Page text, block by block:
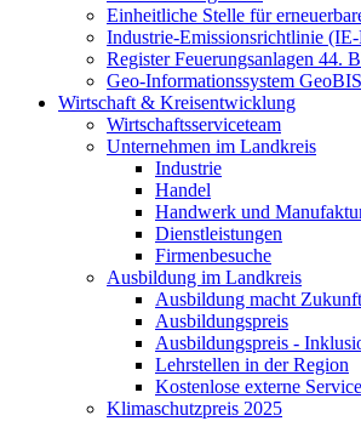
Einheitliche Stelle für
Industrie-Emissionsrichtlinie
Register Feuerungsanlagen 44.
Geo-Informationssystem GeoBIS
Wirtschaft & Kreisentwicklung
Wirtschaftsserviceteam
Unternehmen im Landkreis
Industrie
Handel
Handwerk und
Dienstleistungen
Firmenbesuche
Ausbildung im Landkreis
Ausbildung macht Zukunft
Ausbildungspreis
Ausbildungspreis -
Lehrstellen in der Region
Kostenlose externe Service
Klimaschutzpreis 2025